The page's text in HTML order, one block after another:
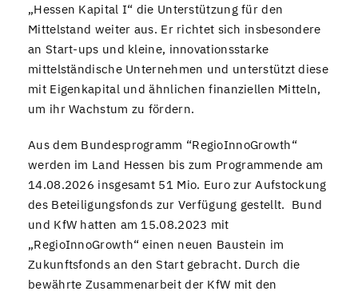
„Hessen Kapital I“ die Unterstützung für den
Mittelstand weiter aus. Er richtet sich insbesondere
an Start-ups und kleine, innovationsstarke
mittelständische Unternehmen und unterstützt diese
mit Eigenkapital und ähnlichen finanziellen Mitteln,
um ihr Wachstum zu fördern.
Aus dem Bundesprogramm “RegioInnoGrowth“
werden im Land Hessen bis zum Programmende am
14.08.2026 insgesamt 51 Mio. Euro zur Aufstockung
des Beteiligungsfonds zur Verfügung gestellt. Bund
und KfW hatten am 15.08.2023 mit
„RegioInnoGrowth“ einen neuen Baustein im
Zukunftsfonds an den Start gebracht. Durch die
bewährte Zusammenarbeit der KfW mit den